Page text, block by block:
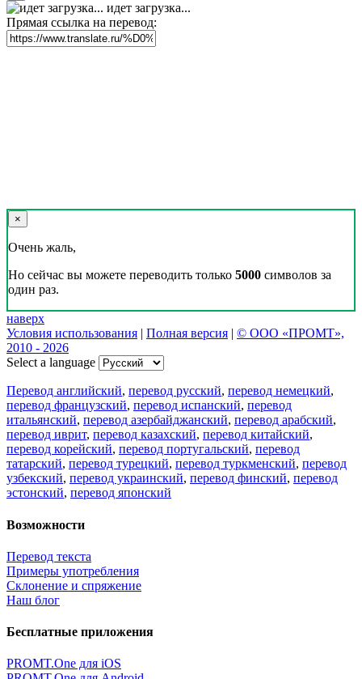
идет загрузка...
Прямая ссылка на перевод:
×
Очень жаль,
Но сейчас вы можете переводить только 5000 символов за
один раз.
наверх
Условия использования | Полная версия | © ООО «ПРОМТ»,
2010 - 2026
Select a language
Перевод английский, перевод русский, перевод немецкий,
перевод французский, перевод испанский, перевод
итальянский, перевод азербайджанский, перевод арабский,
перевод иврит, перевод казахский, перевод китайский,
перевод корейский, перевод португальский, перевод
татарский, перевод турецкий, перевод туркменский, перевод
узбекский, перевод украинский, перевод финский, перевод
эстонский, перевод японский
Возможности
Перевод текста
Примеры употребления
Склонение и спряжение
Наш блог
Бесплатные приложения
PROMT.One для iOS